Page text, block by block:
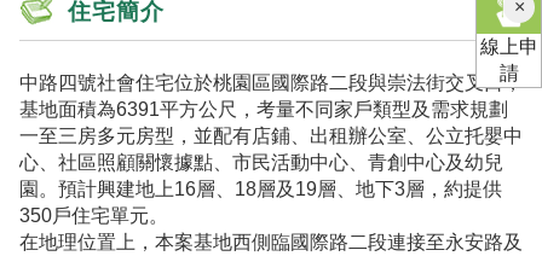
住宅簡介
中路四號社會住宅位於桃園區國際路二段與崇法街交叉口，
基地面積為6391平方公尺，考量不同家戶類型及需求規劃
一至三房多元房型，並配有店鋪、出租辦公室、公立托嬰中
心、社區照顧關懷據點、市民活動中心、青創中心及幼兒
園。預計興建地上16層、18層及19層、地下3層，約提供
350戶住宅單元。
在地理位置上，本案基地西側臨國際路二段連接至永安路及
×關
閉
線上申
請